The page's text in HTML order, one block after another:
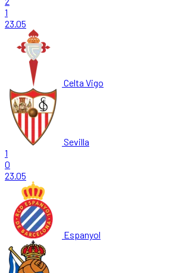
1
23.05
Celta Vigo
Sevilla
1
0
23.05
Espanyol